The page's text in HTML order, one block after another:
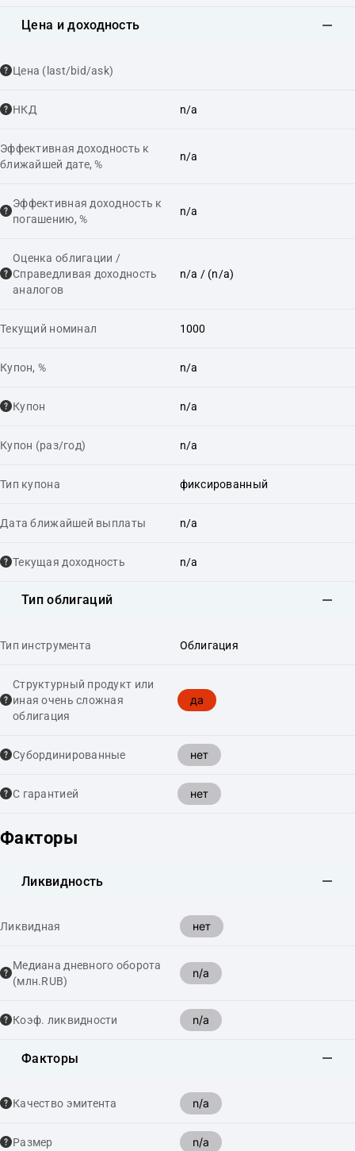
Цена и доходность
Цена (last/bid/ask)
НКД n/a
Эффективная доходность к
ближайшей дате, %
n/a
Эффективная доходность к
погашению, %
n/a
Оценка облигации /
Справедливая доходность
аналогов
n/a / (n/a)
Текущий номинал 1000
Купон, % n/a
Купон n/a
Купон (раз/год) n/a
Тип купона фиксированный
Дата ближайшей выплаты n/a
Текущая доходность n/a
Тип облигаций
Тип инструмента Облигация
Структурный продукт или
иная очень сложная
облигация
да
Cубординированные нет
С гарантией нет
Факторы
Ликвидность
Ликвидная нет
Медиана дневного оборота
(млн.RUB)
n/a
Коэф. ликвидности n/a
Факторы
Качество эмитента n/a
Размер n/a